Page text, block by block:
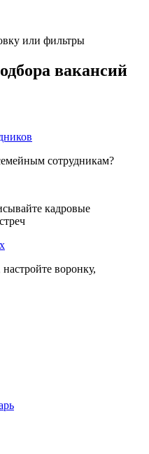
или фильтры
вакансий
сотрудникам?
кадровые
воронку,